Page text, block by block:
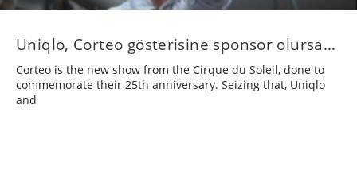
Uniqlo, Corteo gösterisine sponsor olursa…
Corteo is the new show from the Cirque du Soleil, done to
commemorate their 25th anniversary. Seizing that, Uniqlo
and